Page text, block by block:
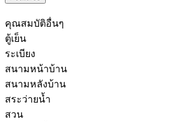
คุณสมบัติอื่นๆ
ตู้เย็น
ระเบียง
สนามหน้าบ้าน
สนามหลังบ้าน
สระว่ายน้ำ
สวน